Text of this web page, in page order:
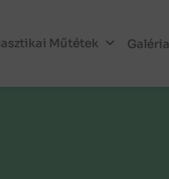
Műtétek Galéria